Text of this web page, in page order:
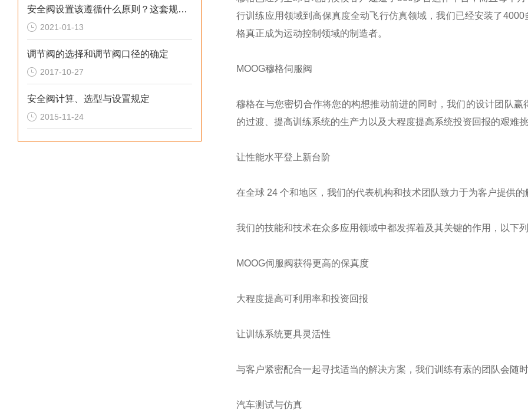
安全阀设置该遵循什么原则？这套规定值得回顾！
2021-01-13
调节阀的选择和调节阀口径的确定
2017-10-27
安全阀计算、选型与设置规定
2015-11-24
行训练应用领域到高保真度全动飞行仿真领域，我们已经安装了
格真正成为运动控制领域的制造者。
MOOG穆格伺服阀
穆格在与您密切合作将您的构想推动前进的同时，我们的设计团队
的过渡、提高训练系统的生产力以及大程度提高系统投资回报的艰难挑
让性能水平登上新台阶
在全球 24 个和地区，我们的代表机构和技术团队致力于为客户提供
我们的技能和技术在众多应用领域中都发挥着及其关键的作用，以下
MOOG伺服阀获得更高的保真度
大程度提高可利用率和投资回报
让训练系统更具灵活性
与客户紧密配合一起寻找适当的解决方案，我们训练有素的团队会随
汽车测试与仿真